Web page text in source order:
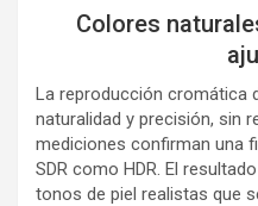
Colores
La reproducción cromática
naturalidad y precisión, sin
mediciones confirman una
SDR como HDR. El
tonos de piel realistas que